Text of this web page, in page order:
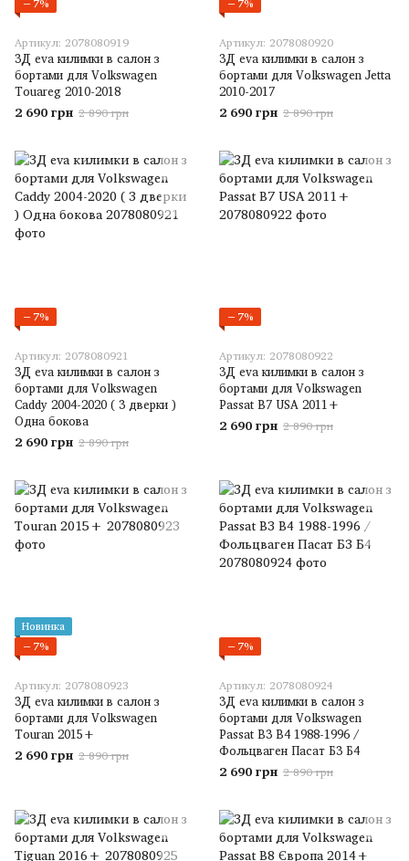
Артикул: 2078080919
3Д eva килимки в салон з
бортами для Volkswagen
Touareg 2010-2018
2 690 грн 2 890 грн
Артикул: 2078080920
3Д eva килимки в салон з
бортами для Volkswagen Jetta
2010-2017
2 690 грн 2 890 грн
−7%
Артикул: 2078080921
3Д eva килимки в салон з
бортами для Volkswagen
Caddy 2004-2020 ( 3 дверки )
Одна бокова
2 690 грн 2 890 грн
−7%
Артикул: 2078080922
3Д eva килимки в салон з
бортами для Volkswagen
Passat B7 USA 2011+
2 690 грн 2 890 грн
Новинка
−7%
Артикул: 2078080923
3Д eva килимки в салон з
бортами для Volkswagen
Touran 2015+
2 690 грн 2 890 грн
−7%
Артикул: 2078080924
3Д eva килимки в салон з
бортами для Volkswagen
Passat B3 B4 1988-1996 /
Фольцваген Пасат Б3 Б4
2 690 грн 2 890 грн